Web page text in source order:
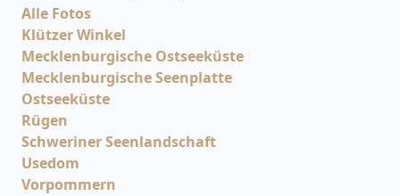
Alle Fotos
Klützer Winkel
Mecklenburgische Ostseeküste
Mecklenburgische Seenplatte
Ostseeküste
Rügen
Schweriner Seenlandschaft
Usedom
Vorpommern